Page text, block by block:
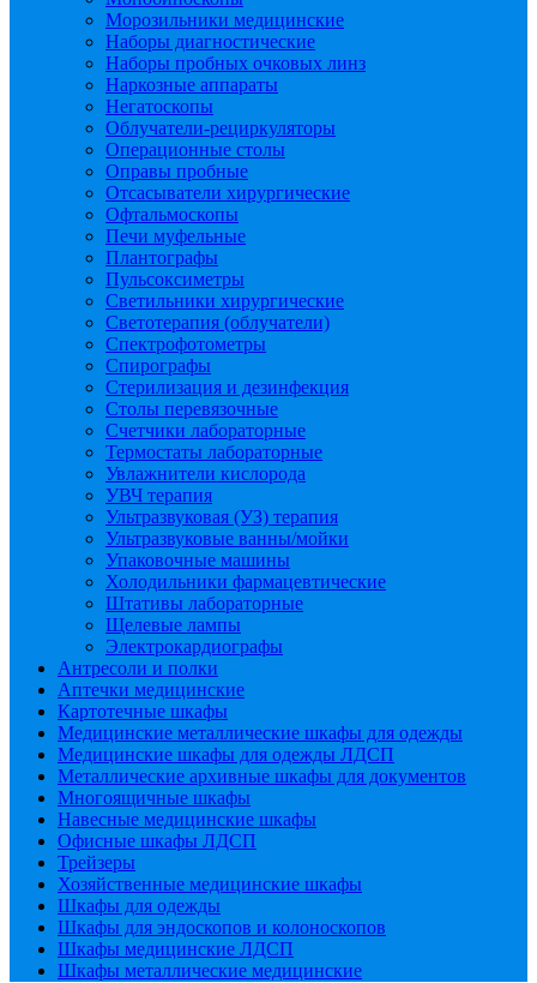
Морозильники медицинские
Наборы диагностические
Наборы пробных очковых линз
Наркозные аппараты
Негатоскопы
Облучатели-рециркуляторы
Операционные столы
Оправы пробные
Отсасыватели хирургические
Офтальмоскопы
Печи муфельные
Плантографы
Пульсоксиметры
Светильники хирургические
Светотерапия (облучатели)
Спектрофотометры
Спирографы
Стерилизация и дезинфекция
Столы перевязочные
Счетчики лабораторные
Термостаты лабораторные
Увлажнители кислорода
УВЧ терапия
Ультразвуковая (УЗ) терапия
Ультразвуковые ванны/мойки
Упаковочные машины
Холодильники фармацевтические
Штативы лабораторные
Щелевые лампы
Электрокардиографы
Антресоли и полки
Аптечки медицинские
Картотечные шкафы
Медицинские металлические шкафы для одежды
Медицинские шкафы для одежды ЛДСП
Металлические архивные шкафы для документов
Многоящичные шкафы
Навесные медицинские шкафы
Офисные шкафы ЛДСП
Трейзеры
Хозяйственные медицинские шкафы
Шкафы для одежды
Шкафы для эндоскопов и колоноскопов
Шкафы медицинские ЛДСП
Шкафы металлические медицинские